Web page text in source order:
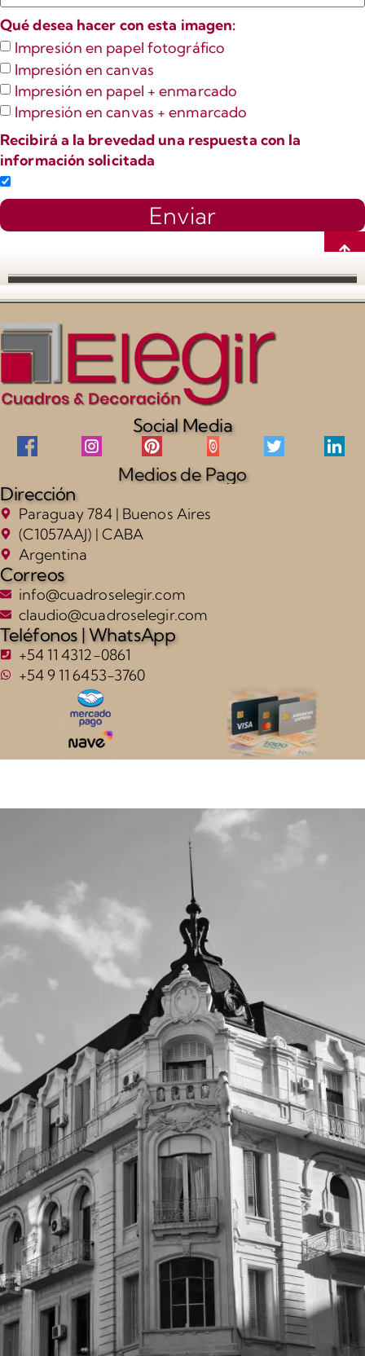
Qué desea hacer con esta imagen:
Impresión en papel fotográfico
Impresión en canvas
Impresión en papel + enmarcado
Impresión en canvas + enmarcado
Recibirá a la brevedad una respuesta con la
información solicitada
Enviar
Social Media
Medios de Pago
Dirección
Paraguay 784 | Buenos Aires
(C1057AAJ) | CABA
Argentina
Correos
info@cuadroselegir.com
claudio@cuadroselegir.com
Teléfonos | WhatsApp
+54 11 4312-0861
+54 9 11 6453-3760